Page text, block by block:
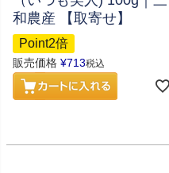
和農産 【取寄せ】
Point2倍
販売価格 ¥713税込